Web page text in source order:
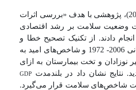
(2009)، پژوهشی با هدف «بررسی اثرات
وضعیت سلامت بر رشد اقتصادی
دادند. از تکنیک تصحیح خطا و
همگرایی در بازه زمانی 2006- 1972 و شاخص‌های امید به
نوزادان و تخت بیمارستان به ازای
نتایج نشان داد در بلندمدت GDP
شاخص‌های سلامت قرار می‌گیرد.